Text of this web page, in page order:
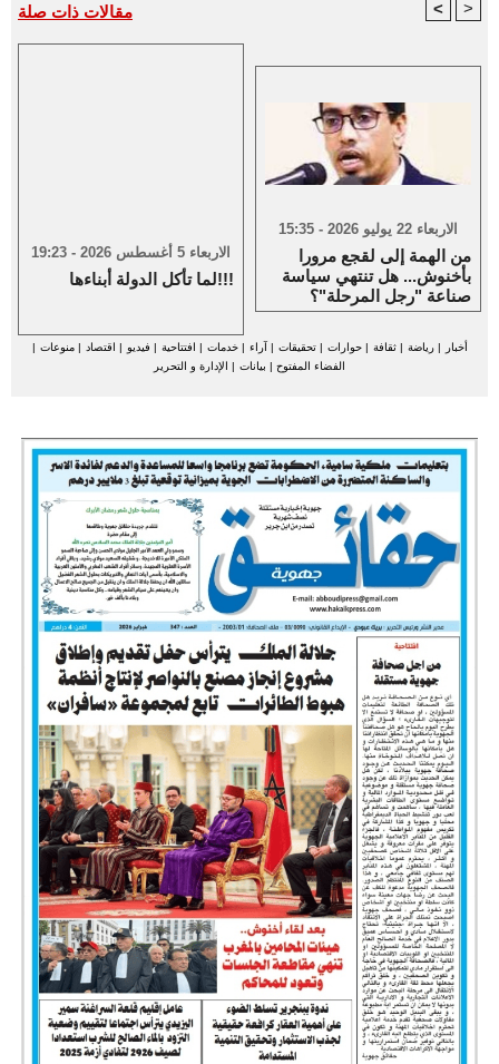
مقالات ذات صلة < >
الاربعاء 5 أغسطس 2026 - 19:23
لما تأكل الدولة أبناءها!!!
الاربعاء 22 يوليو 2026 - 15:35
من الهمة إلى لقجع مرورا
بأخنوش... هل تنتهي سياسة
صناعة "رجل المرحلة"؟
أخبار |رياضة |ثقافة |حوارات |تحقيقات | آراء |خدمات | افتتاحية | فيديو | اقتصاد |منوعات |
الفضاء المفتوح | بيانات | الإدارة و التحرير